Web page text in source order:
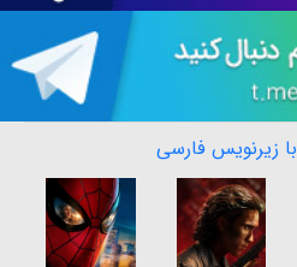
با زیرنویس فارسی